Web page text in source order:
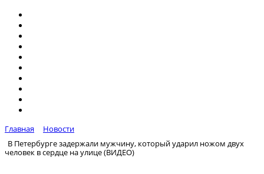
Главная
Новости
В Петербурге задержали мужчину, который ударил ножом двух
человек в сердце на улице (ВИДЕО)